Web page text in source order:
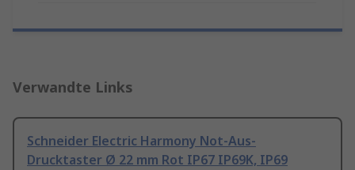
Verwandte Links
Schneider Electric Harmony Not-Aus-
Drucktaster Ø 22 mm Rot IP67 IP69K, IP69